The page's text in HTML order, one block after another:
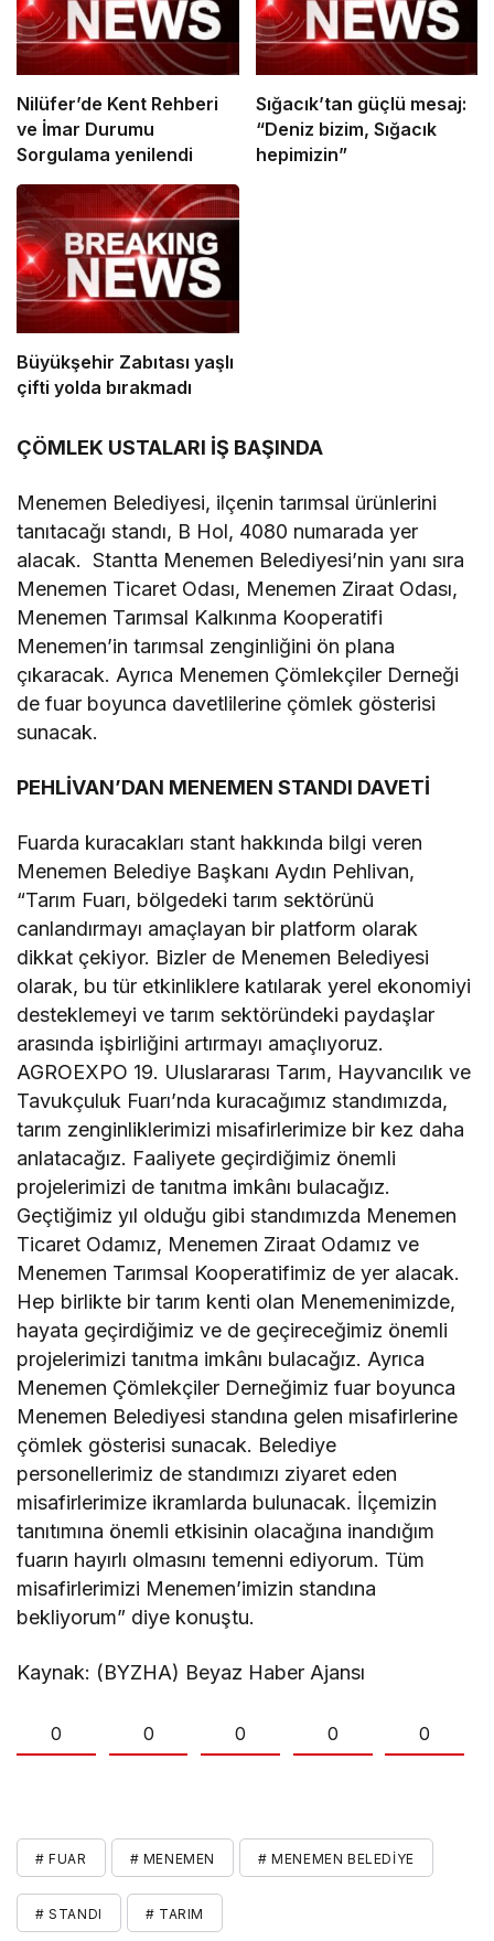
Nilüfer’de Kent Rehberi
ve İmar Durumu
Sorgulama yenilendi
Sığacık’tan güçlü mesaj:
“Deniz bizim, Sığacık
hepimizin”
Büyükşehir Zabıtası yaşlı
çifti yolda bırakmadı
ÇÖMLEK USTALARI İŞ BAŞINDA
Menemen Belediyesi, ilçenin tarımsal ürünlerini
tanıtacağı standı, B Hol, 4080 numarada yer
alacak. Stantta Menemen Belediyesi’nin yanı sıra
Menemen Ticaret Odası, Menemen Ziraat Odası,
Menemen Tarımsal Kalkınma Kooperatifi
Menemen’in tarımsal zenginliğini ön plana
çıkaracak. Ayrıca Menemen Çömlekçiler Derneği
de fuar boyunca davetlilerine çömlek gösterisi
sunacak.
PEHLİVAN’DAN MENEMEN STANDI DAVETİ
Fuarda kuracakları stant hakkında bilgi veren
Menemen Belediye Başkanı Aydın Pehlivan,
“Tarım Fuarı, bölgedeki tarım sektörünü
canlandırmayı amaçlayan bir platform olarak
dikkat çekiyor. Bizler de Menemen Belediyesi
olarak, bu tür etkinliklere katılarak yerel ekonomiyi
desteklemeyi ve tarım sektöründeki paydaşlar
arasında işbirliğini artırmayı amaçlıyoruz.
AGROEXPO 19. Uluslararası Tarım, Hayvancılık ve
Tavukçuluk Fuarı’nda kuracağımız standımızda,
tarım zenginliklerimizi misafirlerimize bir kez daha
anlatacağız. Faaliyete geçirdiğimiz önemli
projelerimizi de tanıtma imkânı bulacağız.
Geçtiğimiz yıl olduğu gibi standımızda Menemen
Ticaret Odamız, Menemen Ziraat Odamız ve
Menemen Tarımsal Kooperatifimiz de yer alacak.
Hep birlikte bir tarım kenti olan Menemenimizde,
hayata geçirdiğimiz ve de geçireceğimiz önemli
projelerimizi tanıtma imkânı bulacağız. Ayrıca
Menemen Çömlekçiler Derneğimiz fuar boyunca
Menemen Belediyesi standına gelen misafirlerine
çömlek gösterisi sunacak. Belediye
personellerimiz de standımızı ziyaret eden
misafirlerimize ikramlarda bulunacak. İlçemizin
tanıtımına önemli etkisinin olacağına inandığım
fuarın hayırlı olmasını temenni ediyorum. Tüm
misafirlerimizi Menemen’imizin standına
bekliyorum” diye konuştu.
Kaynak: (BYZHA) Beyaz Haber Ajansı
0 0 0 0 0
# FUAR # MENEMEN # MENEMEN BELEDIYE
# STANDI # TARIM